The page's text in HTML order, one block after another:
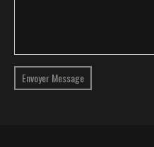
Envoyer Message